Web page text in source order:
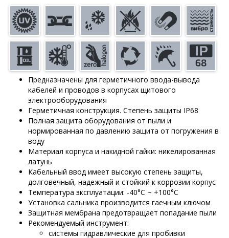
Предназначены для герметичного ввода-вывода
кабелей и проводов в корпусах щитового
электрооборудования
Герметичная конструкция. Степень защиты IP68
Полная защита оборудования от пыли и
нормированная по давлению защита от погружения в
воду
Материал корпуса и накидной гайки: никелированная
латунь
Кабельный ввод имеет высокую степень защиты,
долговечный, надежный и стойкий к коррозии корпус
Температура эксплуатации: -40°C ~ +100°C
Установка сальника производится гаечным ключом
Защитная мембрана предотвращает попадание пыли
Рекомендуемый инструмент:
системы гидравлические для пробивки